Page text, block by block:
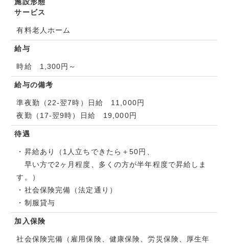
サービス
有料老人ホーム
給与
時給 1,300円～
給与の備考
準夜勤（22-翌7時）日給 11,000円
夜勤（17-翌9時）日給 19,000円
待遇
・昇給あり（1人立ちできたら＋50円、
早い方で2ヶ月程度、多くの方が半年程度で昇給しま
す。）
・社会保険完備（法定通り）
・制服貸与
加入保険
社会保険完備（雇用保険、健康保険、労災保険、厚生年